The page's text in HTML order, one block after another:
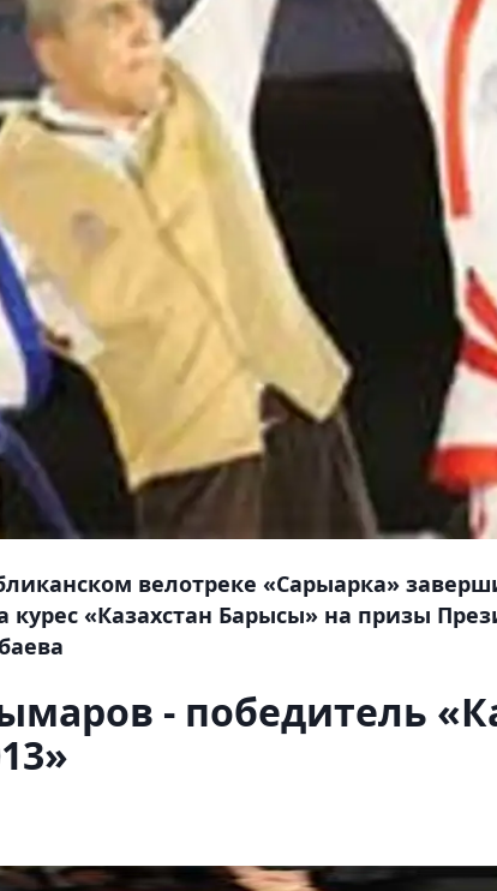
велотреке «Сарыарка»
курес «Казахстан Барысы» на призы
- победитель